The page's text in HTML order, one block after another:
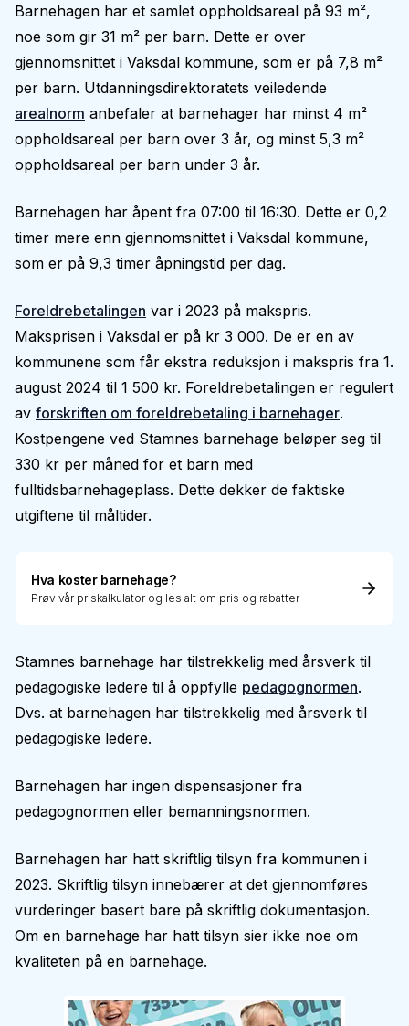
Barnehagen har et samlet oppholdsareal på 93 m²,
noe som gir 31 m² per barn. Dette er over
gjennomsnittet i Vaksdal kommune, som er på 7,8 m²
per barn. Utdanningsdirektoratets veiledende
arealnorm anbefaler at barnehager har minst 4 m²
oppholdsareal per barn over 3 år, og minst 5,3 m²
oppholdsareal per barn under 3 år.
Barnehagen har åpent fra 07:00 til 16:30. Dette er 0,2
timer mere enn gjennomsnittet i Vaksdal kommune,
som er på 9,3 timer åpningstid per dag.
Foreldrebetalingen var i 2023 på makspris.
Maksprisen i Vaksdal er på kr 3 000. De er en av
kommunene som får ekstra reduksjon i makspris fra 1.
august 2024 til 1 500 kr. Foreldrebetalingen er regulert
av forskriften om foreldrebetaling i barnehager.
Kostpengene ved Stamnes barnehage beløper seg til
330 kr per måned for et barn med
fulltidsbarnehageplass. Dette dekker de faktiske
utgiftene til måltider.
Hva koster barnehage?
Prøv vår priskalkulator og les alt om pris og rabatter
Stamnes barnehage har tilstrekkelig med årsverk til
pedagogiske ledere til å oppfylle pedagognormen.
Dvs. at barnehagen har tilstrekkelig med årsverk til
pedagogiske ledere.
Barnehagen har ingen dispensasjoner fra
pedagognormen eller bemanningsnormen.
Barnehagen har hatt skriftlig tilsyn fra kommunen i
2023. Skriftlig tilsyn innebærer at det gjennomføres
vurderinger basert bare på skriftlig dokumentasjon.
Om en barnehage har hatt tilsyn sier ikke noe om
kvaliteten på en barnehage.